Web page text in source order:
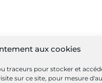
aux cookies
traceurs pour stocker et
sur ce site, pour mesure